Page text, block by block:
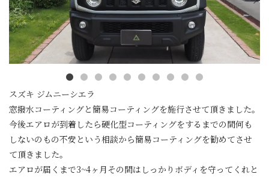
スズキ ジムニーシエラ
窓撥水コーティングと簡易コーティングを施行させて頂きました。
今後エアロが到着したら硬化型コーティングをするまでの間何も
しないのもの不安という相談から簡易コーティングを勧めてさせ
て頂きました。
エアロが届くまで3~4ヶ月その間はしっかりボディを守ってくれと